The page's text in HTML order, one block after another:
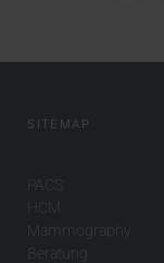
SITEMAP
PACS
HCM
Mammography
Beratung